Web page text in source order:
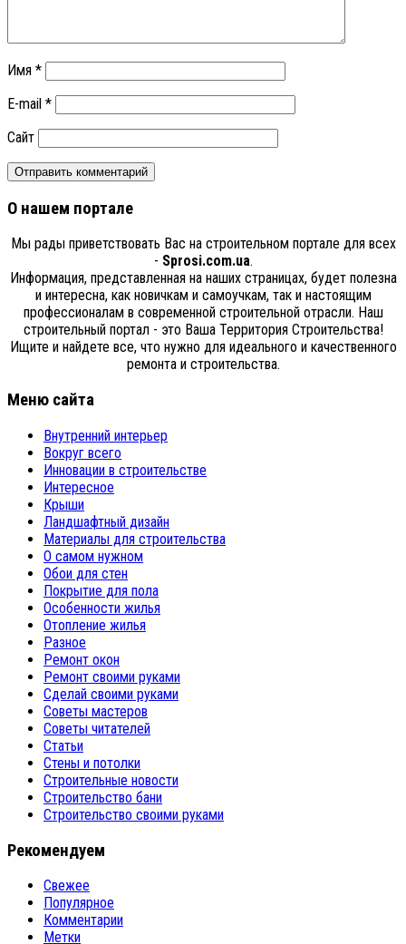
Имя *
E-mail *
Сайт
О нашем портале
Мы рады приветствовать Вас на строительном портале для всех
- Sprosi.com.ua.
Информация, представленная на наших страницах, будет полезна
и интересна, как новичкам и самоучкам, так и настоящим
профессионалам в современной строительной отрасли. Наш
строительный портал - это Ваша Территория Строительства!
Ищите и найдете все, что нужно для идеального и качественного
ремонта и строительства.
Меню сайта
Внутренний интерьер
Вокруг всего
Инновации в строительстве
Интересное
Крыши
Ландшафтный дизайн
Материалы для строительства
О самом нужном
Обои для стен
Покрытие для пола
Особенности жилья
Отопление жилья
Разное
Ремонт окон
Ремонт своими руками
Сделай своими руками
Советы мастеров
Советы читателей
Статьи
Стены и потолки
Строительные новости
Строительство бани
Строительство своими руками
Рекомендуем
Свежее
Популярное
Комментарии
Метки